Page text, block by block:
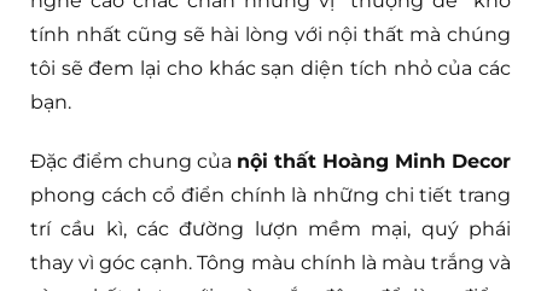
tính nhất cũng sẽ hài lòng với nội thất mà chúng
tôi sẽ đem lại cho khác sạn diện tích nhỏ của các
bạn.
Đặc điểm chung của nội thất Hoàng Minh Decor
phong cách cổ điển chính là những chi tiết trang
trí cầu kì, các đường lượn mềm mại, quý phái
thay vì góc cạnh. Tông màu chính là màu trắng và